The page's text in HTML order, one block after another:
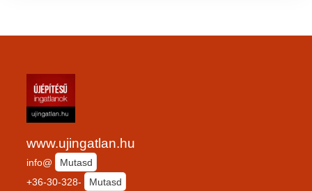
www.ujingatlan.hu
info@
Mutasd
+36-30-328-
Mutasd